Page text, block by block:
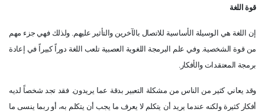
قوة اللغة
إن اللغة هي الوسيلة الأساسية للاتصال بالآخرين والتأثير عليهم. ولذلك فهي جزء مهم
من قوة الشخصية. وفي علم البرمجة اللغوية العصبية تلعب اللغة دوراً كبيراً في إعادة
برمجة المعتقدات والأفكار.
وقد يعاني كثير من الناس من مشكلة التعبير بدقة عما يريدون. فقد تجد شخصاً لديه
أفكار كثيرة ولكنه عندما يريد أن يتكلم لا يعرف ما يجب أن يتكلم به، أو ربما ينسى ما